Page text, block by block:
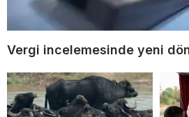
Vergi incelemesinde yeni